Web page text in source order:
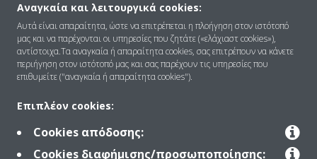
Ποιοι είμαστε
Λύσεις
Επικοινωνία
Αναγκαία και λειτουργικά cookies:
Αυτά είναι απαραίτητα, ώστε να επιτρέπεται η πλοήγηση στον ιστότοπό
μας και να παρέχονται οι υπηρεσίες που ζητάτε («ελάχιαστ cookies»),
αντίστοιχα.Τα αναγκαία ή απαραίτητα cookies, σας επιτρέπουν να κάνετε
περιήγηση στον ιστότοπό μας και σας παρέχουν τις υπηρεσίες που
επιθυμείτε ("αναγκαία ή απαραίτητα cookies").
Επιπλέον cookies:
Cookies απόδοσης:
Cookies διαφήμισης/προσωποποίησης: